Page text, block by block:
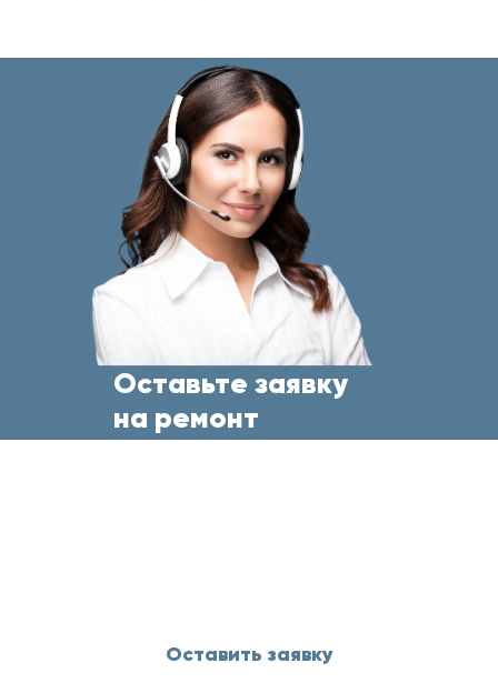
Оставьте заявку
на ремонт
Оставить заявку